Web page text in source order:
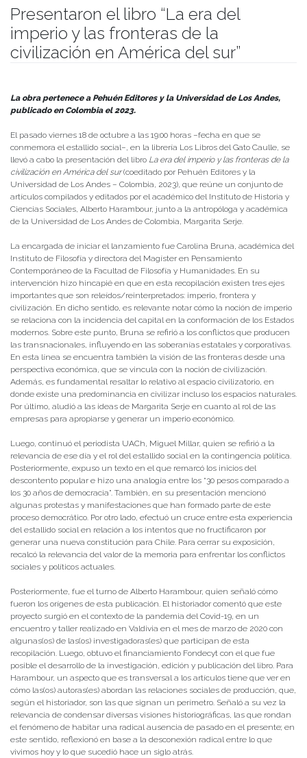
Presentaron el libro “La era del
imperio y las fronteras de la
civilización en América del sur”
La obra pertenece a Pehuén Editores y la Universidad de Los Andes,
publicado en Colombia el 2023.
El pasado viernes 18 de octubre a las 19:00 horas –fecha en que se
conmemora el estallido social–, en la librería Los Libros del Gato Caulle, se
llevó a cabo la presentación del libro La era del imperio y las fronteras de la
civilización en América del sur(coeditado por Pehuén Editores y la
Universidad de Los Andes – Colombia, 2023), que reúne un conjunto de
artículos compilados y editados por el académico del Instituto de Historia y
Ciencias Sociales, Alberto Harambour, junto a la antropóloga y académica
de la Universidad de Los Andes de Colombia, Margarita Serje.
La encargada de iniciar el lanzamiento fue Carolina Bruna, académica del
Instituto de Filosofía y directora del Magíster en Pensamiento
Contemporáneo de la Facultad de Filosofía y Humanidades. En su
intervención hizo hincapié en que en esta recopilación existen tres ejes
importantes que son releídos/reinterpretados: imperio, frontera y
civilización. En dicho sentido, es relevante notar cómo la noción de imperio
se relaciona con la incidencia del capital en la conformación de los Estados
modernos. Sobre este punto, Bruna se refirió a los conflictos que producen
las transnacionales, influyendo en las soberanías estatales y corporativas.
En esta línea se encuentra también la visión de las fronteras desde una
perspectiva económica, que se vincula con la noción de civilización.
Además, es fundamental resaltar lo relativo al espacio civilizatorio, en
donde existe una predominancia en civilizar incluso los espacios naturales.
Por último, aludió a las ideas de Margarita Serje en cuanto al rol de las
empresas para apropiarse y generar un imperio económico.
Luego, continuó el periodista UACh, Miguel Millar, quien se refirió a la
relevancia de ese día y el rol del estallido social en la contingencia política.
Posteriormente, expuso un texto en el que remarcó los inicios del
descontento popular e hizo una analogía entre los “30 pesos comparado a
los 30 años de democracia”. También, en su presentación mencionó
algunas protestas y manifestaciones que han formado parte de este
proceso democrático. Por otro lado, efectuó un cruce entre esta experiencia
del estallido social en relación a los intentos que no fructificaron por
generar una nueva constitución para Chile. Para cerrar su exposición,
recalcó la relevancia del valor de la memoria para enfrentar los conflictos
sociales y políticos actuales.
Posteriormente, fue el turno de Alberto Harambour, quien señaló cómo
fueron los orígenes de esta publicación. El historiador comentó que este
proyecto surgió en el contexto de la pandemia del Covid-19, en un
encuentro y taller realizado en Valdivia en el mes de marzo de 2020 con
algunas(os) de las(os) investigadoras(es) que participan de esta
recopilación. Luego, obtuvo el financiamiento Fondecyt con el que fue
posible el desarrollo de la investigación, edición y publicación del libro. Para
Harambour, un aspecto que es transversal a los artículos tiene que ver en
cómo las(os) autoras(es) abordan las relaciones sociales de producción, que,
según el historiador, son las que signan un perímetro. Señaló a su vez la
relevancia de condensar diversas visiones historiográficas, las que rondan
el fenómeno de habitar una radical ausencia de pasado en el presente; en
este sentido, reflexionó en base a la desconexión radical entre lo que
vivimos hoy y lo que sucedió hace un siglo atrás.